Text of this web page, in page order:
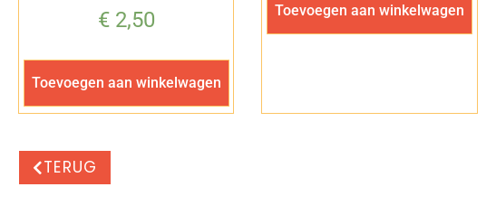
€2,50
Toevoegen aan winkelwagen
Toevoegen aan winkelwagen
TERUG